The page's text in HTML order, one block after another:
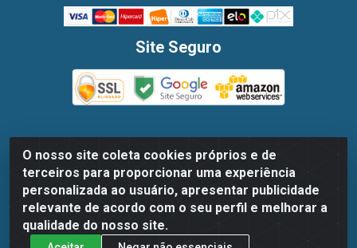
O nosso site coleta cookies próprios e de
terceiros para proporcionar uma experiência
personalizada ao usuário, apresentar publicidade
relevante de acordo com o seu perfil e melhorar a
qualidade do nosso site.
Site Seguro
Dispan Distribuidora de Alimentos LTDA - Avenida
Marechal Mascarenhas De Moraes, 1048- Imbiribeira,
Recife/PE - CEP 51.170-000 - CNPJ 30.779.584/0003-78